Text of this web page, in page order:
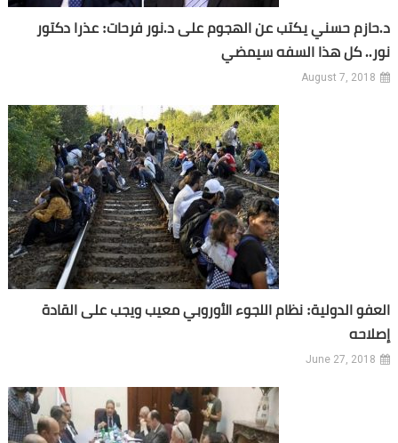
د.حازم حسني يكتب عن الهجوم على د.نور فرحات: عذرا دكتور
نور.. كل هذا السفه سيمضي
August 7, 2018
العفو الدولية: نظام اللجوء الأوروبي معيب ويجب على القادة
إصلاحه
June 27, 2018